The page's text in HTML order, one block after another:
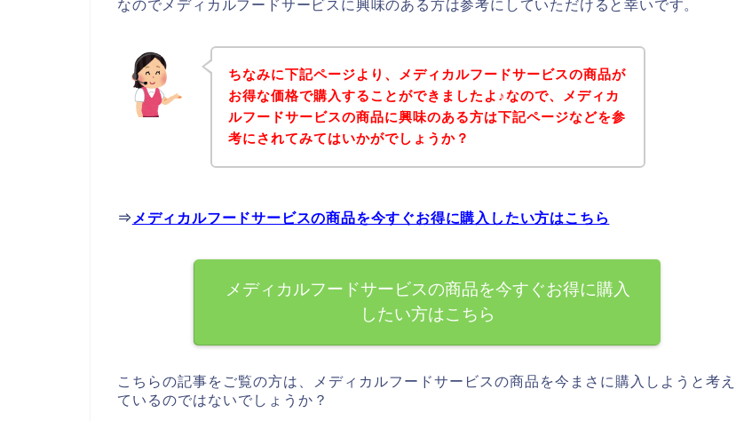
なのでメディカルフードサービスに興味のある方は参考にしていただけると幸いです。
ちなみに下記ページより、メディカルフードサービスの商品が
お得な価格で購入することができましたよ♪なので、メディカ
ルフードサービスの商品に興味のある方は下記ページなどを参
考にされてみてはいかがでしょうか？
⇒ メディカルフードサービスの商品を今すぐお得に購入したい方はこちら
メディカルフードサービスの商品を今すぐお得に購入
したい方はこちら
こちらの記事をご覧の方は、メディカルフードサービスの商品を今まさに購入しようと考え
ているのではないでしょうか？